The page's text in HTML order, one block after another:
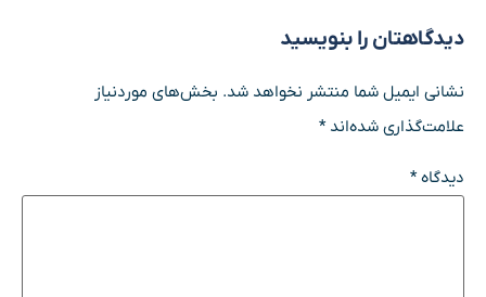
دیدگاهتان را بنویسید
نشانی ایمیل شما منتشر نخواهد شد. بخش‌های موردنیاز
علامت‌گذاری شده‌اند*
دیدگاه*